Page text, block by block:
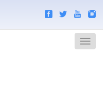
Menu